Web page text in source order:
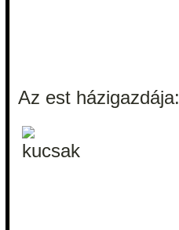
Az est házigazdája: